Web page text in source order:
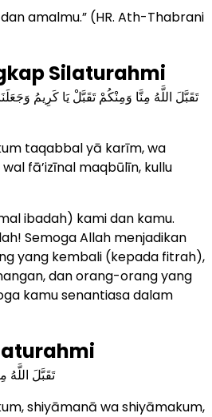
amalmu.” (HR. Ath-Thabrani
Silaturahmi
تَقَبَّلَ اللَّهُ مِنَّا وَمِنْكُمْ تَقَبَّلْ يَا كَرِيمُ
taqabbal yā karīm, wa
fā’izīnal maqbūlīn, kullu
ibadah) kami dan kamu.
Semoga Allah menjadikan
yang kembali (kepada fitrah),
dan orang-orang yang
kamu senantiasa dalam
تَقَبَّلَ اللَّهُ
shiyāmanā wa shiyāmakum,